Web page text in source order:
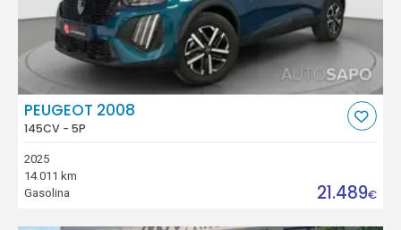
PEUGEOT 2008
145CV - 5P
2025
14.011 km
Gasolina
21.489€